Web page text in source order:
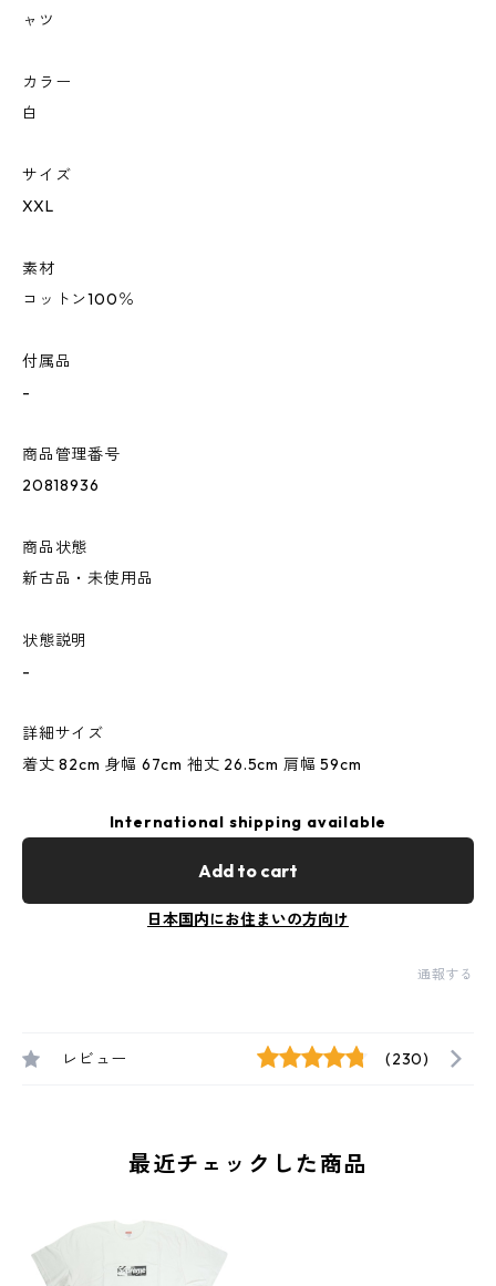
ャツ
カラー
白
サイズ
XXL
素材
コットン100％
付属品
-
商品管理番号
20818936
商品状態
新古品・未使用品
状態説明
-
詳細サイズ
着丈 82cm 身幅 67cm 袖丈 26.5cm 肩幅 59cm
International shipping available
Add to cart
日本国内にお住まいの方向け
通報する
レビュー (230)
最近チェックした商品